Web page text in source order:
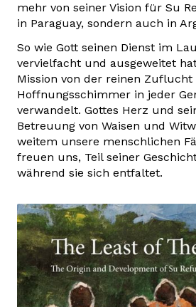
mehr von seiner Vision für Su
in Paraguay, sondern auch in
So wie Gott seinen Dienst im
vervielfacht und ausgeweitet
Mission von der reinen Zuflucht
Hoffnungsschimmer in jeder
verwandelt. Gottes Herz und
Betreuung von Waisen und
weitem unsere menschlichen
freuen uns, Teil seiner
während sie sich entfaltet.